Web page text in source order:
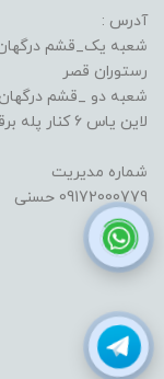
آدرس :
رستوران قصر
شعبه دو _قشم
لاین یاس ۶ کنار پله برقی پلاک ۱۱۶۴
شماره مدیریت
09172000779 حسنی